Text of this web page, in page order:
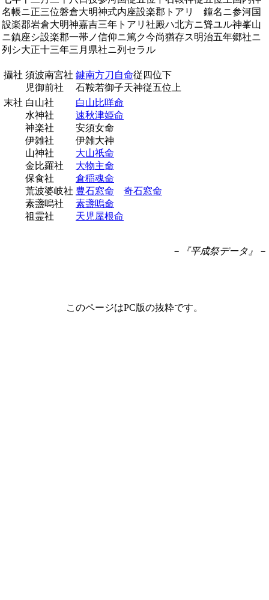
名帳ニ正三位磐倉大明神式内座設楽郡トアリ 鐘名ニ参河国
設楽郡岩倉大明神嘉吉三年トアリ社殿ハ北方ニ聳ユル神峯山
ニ鎮座シ設楽郡一帯ノ信仰ニ篤ク今尚猶存ス明治五年郷社ニ
列シ大正十三年三月県社ニ列セラル
攝社 須波南宮社
児御前社
鍵南方刀自命従四位下
石鞍若御子天神従五位上
末社 白山社
水神社
神楽社
伊雑社
山神社
金比羅社
保食社
荒波婆岐社
素盞嗚社
祖霊社
白山比咩命
速秋津姫命
安須女命
伊雑大神
大山祇命
大物主命
倉稲魂命
豊石窓命
奇石窓命
素盞嗚命
天児屋根命
－『平成祭データ』－
このページはPC版の抜粋です。